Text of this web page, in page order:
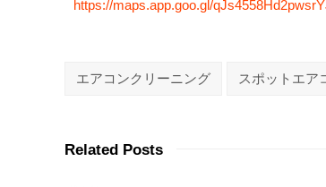
https://maps.app.goo.gl/
エアコンクリーニング スポットエア
Related Posts